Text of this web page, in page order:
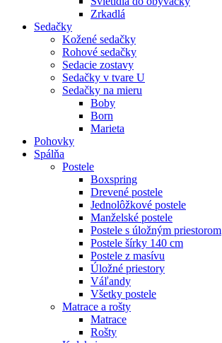
Zrkadlá
Sedačky
Kožené sedačky
Rohové sedačky
Sedacie zostavy
Sedačky v tvare U
Sedačky na mieru
Boby
Born
Marieta
Pohovky
Spálňa
Postele
Boxspring
Drevené postele
Jednolôžkové postele
Manželské postele
Postele s úložným priestorom
Postele šírky 140 cm
Postele z masívu
Úložné priestory
Váľandy
Všetky postele
Matrace a rošty
Matrace
Rošty